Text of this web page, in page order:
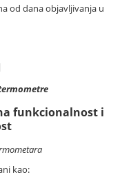
od dana objavljivanja u
funkcionalnost i
kao: